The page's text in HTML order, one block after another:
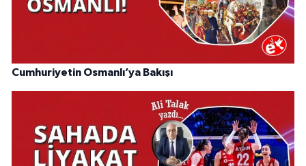
Cumhuriyetin Osmanlı’ya Bakışı